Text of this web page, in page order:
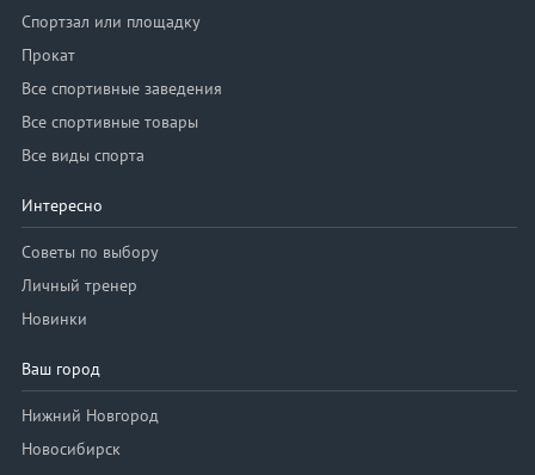
Спортзал или площадку
Прокат
Все спортивные заведения
Все спортивные товары
Все виды спорта
Интересно
Советы по выбору
Личный тренер
Новинки
Ваш город
Нижний Новгород
Новосибирск